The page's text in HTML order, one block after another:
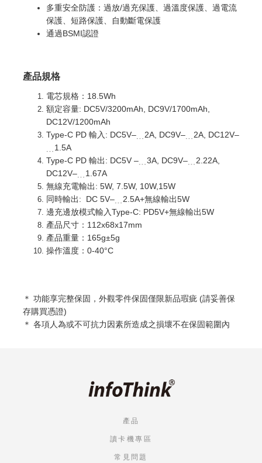
多重安全防護：過放/過充保護、過溫度保護、過電流
保護、短路保護、自動斷電保護
通過BSMI認證
產品規格
電芯規格：18.5Wh
額定容量: DC5V/3200mAh, DC9V/1700mAh,
DC12V/1200mAh
Type-C PD 輸入: DC5V–﹍2A, DC9V–﹍2A, DC12V–
﹍1.5A
Type-C PD 輸出: DC5V –﹍3A, DC9V–﹍2.22A,
DC12V–﹍1.67A
無線充電輸出: 5W, 7.5W, 10W,15W
同時輸出: DC 5V–﹍2.5A+無線輸出5W
邊充邊放模式輸入Type-C: PD5V+無線輸出5W
產品尺寸：112x68x17mm
產品重量：165g±5g
操作溫度：0-40°C
＊ 功能享完整保固，外觀零件保固僅限新品瑕疵 (請妥善保
存購買憑證)
＊ 各項人為或不可抗力因素所造成之損壞不在保固範圍內
產品
讀卡機專區
常見問題